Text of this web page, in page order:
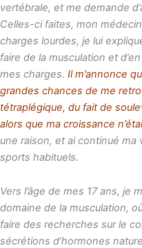
vertébrale, et me demande
Celles-ci faites, mon
charges lourdes, je lui
faire de la musculation et
mes charges. Il m’annonce
grandes chances de me
tétraplégique, du fait de
alors que ma croissance
une raison, et ai continué
sports habituels.
Vers l’âge de mes 17 ans, je
domaine de la musculation,
faire des recherches sur le
sécrétions d’hormones